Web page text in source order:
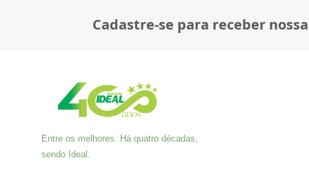
Cadastre-se para receber
Entre os melhores. Há quatro décadas,
sendo Ideal.